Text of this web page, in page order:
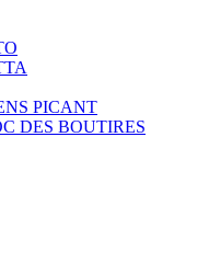
PICANT
DES BOUTIRES